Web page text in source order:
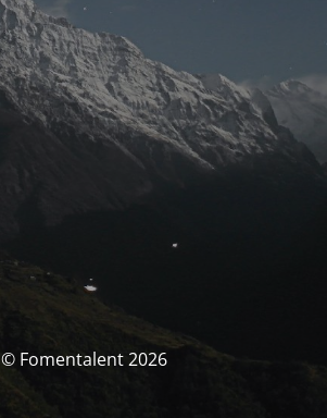
© Fomentalent 2026